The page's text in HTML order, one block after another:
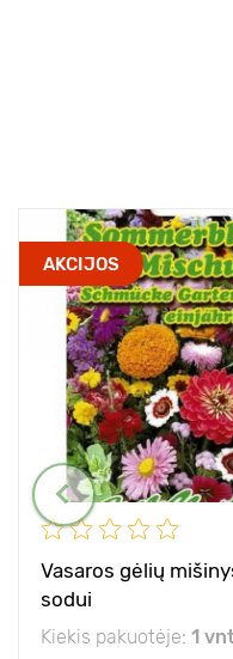
AKCIJOS
Vasaros gėlių
sodui
Kiekis pakuotėje: 1